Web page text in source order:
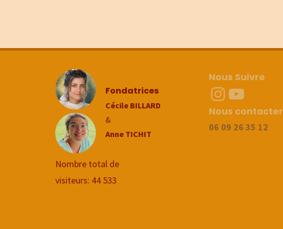
Fondatrices
Cécile BILLARD
&
Anne TICHIT
Nombre total de
visiteurs: 44 533
Nous Suivre
Instragram
Youtube
Nous contacter
06 09 26 35 12